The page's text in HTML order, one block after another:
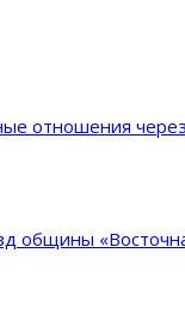
отношения
общины